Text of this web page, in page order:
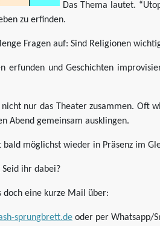
Das Thema lautet.
zu erfinden.
Fragen auf: Sind Religionen
erfunden und Geschichten
nur das Theater zusammen. Oft
Abend gemeinsam ausklingen.
bald möglichst wieder in Präsenz im
Seid ihr dabei?
doch eine kurze Mail über:
sprungbrett.de oder per Whatsapp/